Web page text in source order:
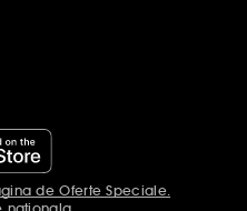
de Oferte Speciale.